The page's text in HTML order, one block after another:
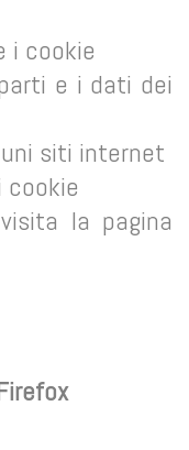
i cookie
e i dati dei
siti internet
la pagina